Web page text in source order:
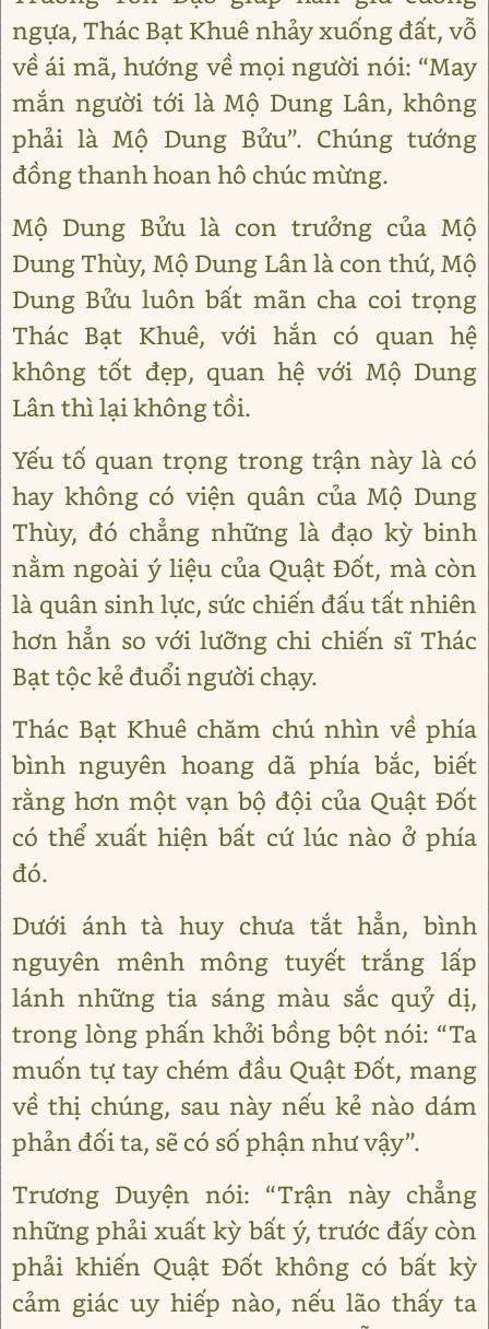
ngựa, Thác Bạt Khuê nhảy xuống đất, vỗ
về ái mã, hướng về mọi người nói: “May
mắn người tới là Mộ Dung Lân, không
phải là Mộ Dung Bửu”. Chúng tướng
đồng thanh hoan hô chúc mừng.
Mộ Dung Bửu là con trưởng của Mộ
Dung Thùy, Mộ Dung Lân là con thứ, Mộ
Dung Bửu luôn bất mãn cha coi trọng
Thác Bạt Khuê, với hắn có quan hệ
không tốt đẹp, quan hệ với Mộ Dung
Lân thì lại không tồi.
Yếu tố quan trọng trong trận này là có
hay không có viện quân của Mộ Dung
Thùy, đó chẳng những là đạo kỳ binh
nằm ngoài ý liệu của Quật Đốt, mà còn
là quân sinh lực, sức chiến đấu tất nhiên
hơn hẳn so với lưỡng chi chiến sĩ Thác
Bạt tộc kẻ đuổi người chạy.
Thác Bạt Khuê chăm chú nhìn về phía
bình nguyên hoang dã phía bắc, biết
rằng hơn một vạn bộ đội của Quật Đốt
có thể xuất hiện bất cứ lúc nào ở phía
đó.
Dưới ánh tà huy chưa tắt hẳn, bình
nguyên mênh mông tuyết trắng lấp
lánh những tia sáng màu sắc quỷ dị,
trong lòng phấn khởi bồng bột nói: “Ta
muốn tự tay chém đầu Quật Đốt, mang
về thị chúng, sau này nếu kẻ nào dám
phản đối ta, sẽ có số phận như vậy”.
Trương Duyện nói: “Trận này chẳng
những phải xuất kỳ bất ý, trước đấy còn
phải khiến Quật Đốt không có bất kỳ
cảm giác uy hiếp nào, nếu lão thấy ta